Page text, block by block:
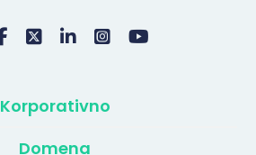
Korporativno
Domena